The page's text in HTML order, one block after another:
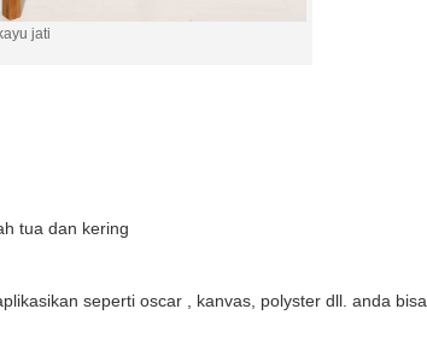
jati
tua dan kering
seperti oscar , kanvas, polyster dll. anda bisa